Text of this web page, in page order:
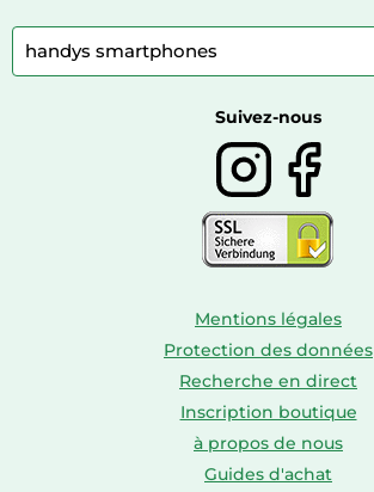
Meubles à langer
Camping
Caravaning
Autour du café
Autour du thé
Suivez-nous
Mentions légales
Protection des données
Recherche en direct
Inscription boutique
à propos de nous
Guides d'achat